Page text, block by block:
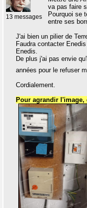
13 messages
va pas faire
Pourquoi se
entre ses
J'ai bien un pilier de
Faudra contacter
Enedis.
De plus j'ai pas envie
années pour le refuser
Cordialement.
Pour agrandir l'image,